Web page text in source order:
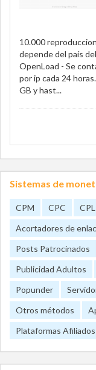
10.000
depende del país
OpenLoad - Se
por ip cada 24
GB y hast...
Sistemas de
CPM CPC CPL
Acortadores de
Posts Patrocinados
Publicidad Adultos
Popunder
Otros métodos
Plataformas Afiliados